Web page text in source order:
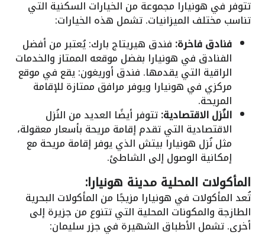
تتوفر في هونيارا مجموعة من الخيارات السكنية التي
تناسب مختلف الميزانيات. تشمل هذه الخيارات:
فنادق فاخرة: فندق هيريتاج بارك: يُعتبر من أفضل
الفنادق في هونيارا بفضل موقعه الممتاز والخدمات
الراقية التي يقدمها. فندق أوريغون: يقع في موقع
مركزي في هونيارا ويوفر مرافق ممتازة للإقامة
المريحة.
النُزل الاقتصادية:تتوفر أيضًا العديد من النُزل
الاقتصادية التي تقدم إقامة مريحة بأسعار معقولة،
مثل نُزل هونيارا بيتش الذي يوفر إقامة مريحة مع
إمكانية الوصول إلى الشاطئ.
المأكولات المحلية مدينة هونيارا:
تُعد المأكولات في هونيارا مزيجًا من المأكولات البحرية
الطازجة والمكونات المحلية التي تتنوع من جزيرة إلى
أخرى. تشمل الأطباق الشهيرة في جزر سليمان: